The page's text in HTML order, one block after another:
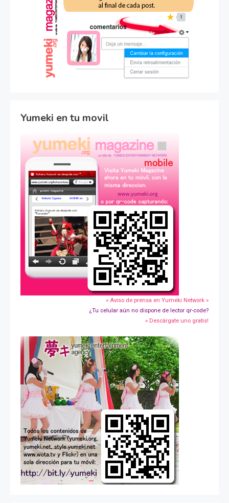
Yumeki en tu movil
» Aviso de prensa en Yumeki Network »
¿Tu celular aún no dispone de lector qr-code?
» Descárgate uno gratis!